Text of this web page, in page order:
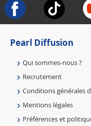
Pearl Diffusion
Qui sommes-nous ?
Recrutement
Conditions générales
Mentions légales
Préférences et